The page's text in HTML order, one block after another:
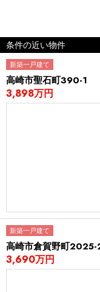
条件の近い物件
新築一戸建て
高崎市聖石町390-1
3,898万円
新築一戸建て
高崎市倉賀野町2025-
3,690万円